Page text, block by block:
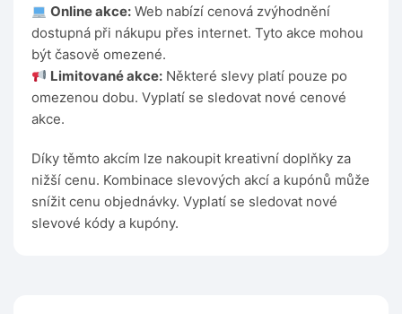
Online akce: Web nabízí cenová zvýhodnění
dostupná při nákupu přes internet. Tyto akce mohou
být časově omezené.
Limitované akce: Některé slevy platí pouze po
omezenou dobu. Vyplatí se sledovat nové cenové
akce.
Díky těmto akcím lze nakoupit kreativní doplňky za
nižší cenu. Kombinace slevových akcí a kupónů může
snížit cenu objednávky. Vyplatí se sledovat nové
slevové kódy a kupóny.